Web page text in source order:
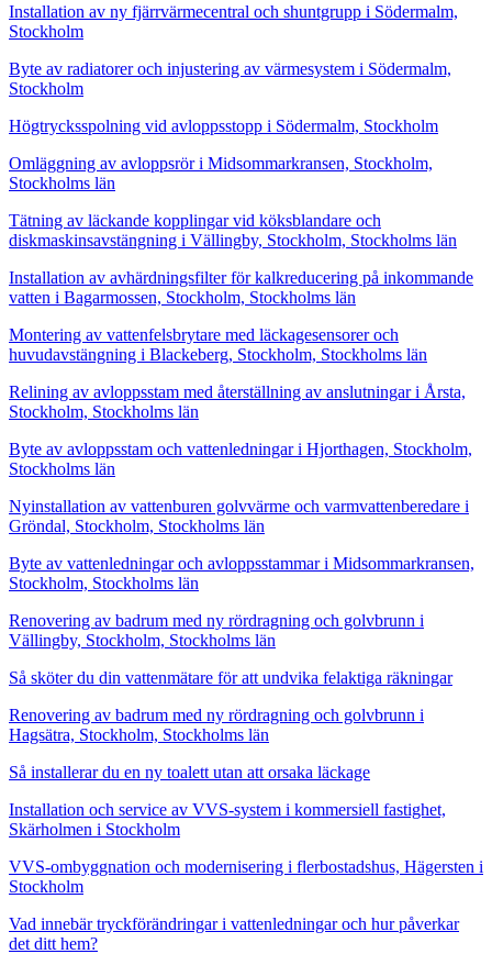
Installation av ny fjärrvärmecentral och shuntgrupp i Södermalm,
Stockholm
Byte av radiatorer och injustering av värmesystem i Södermalm,
Stockholm
Högtrycksspolning vid avloppsstopp i Södermalm, Stockholm
Omläggning av avloppsrör i Midsommarkransen, Stockholm,
Stockholms län
Tätning av läckande kopplingar vid köksblandare och
diskmaskinsavstängning i Vällingby, Stockholm, Stockholms län
Installation av avhärdningsfilter för kalkreducering på inkommande
vatten i Bagarmossen, Stockholm, Stockholms län
Montering av vattenfelsbrytare med läckagesensorer och
huvudavstängning i Blackeberg, Stockholm, Stockholms län
Relining av avloppsstam med återställning av anslutningar i Årsta,
Stockholm, Stockholms län
Byte av avloppsstam och vattenledningar i Hjorthagen, Stockholm,
Stockholms län
Nyinstallation av vattenburen golvvärme och varmvattenberedare i
Gröndal, Stockholm, Stockholms län
Byte av vattenledningar och avloppsstammar i Midsommarkransen,
Stockholm, Stockholms län
Renovering av badrum med ny rördragning och golvbrunn i
Vällingby, Stockholm, Stockholms län
Så sköter du din vattenmätare för att undvika felaktiga räkningar
Renovering av badrum med ny rördragning och golvbrunn i
Hagsätra, Stockholm, Stockholms län
Så installerar du en ny toalett utan att orsaka läckage
Installation och service av VVS-system i kommersiell fastighet,
Skärholmen i Stockholm
VVS-ombyggnation och modernisering i flerbostadshus, Hägersten i
Stockholm
Vad innebär tryckförändringar i vattenledningar och hur påverkar
det ditt hem?